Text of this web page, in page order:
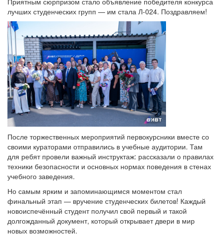
лучших студенческих групп — им стала Л-024. Поздравляем!
После торжественных мероприятий первокурсники вместе со
своими кураторами отправились в учебные аудитории. Там
для ребят провели важный инструктаж: рассказали о правилах
техники безопасности и основных нормах поведения в стенах
учебного заведения.
Но самым ярким и запоминающимся моментом стал
финальный этап — вручение студенческих билетов! Каждый
новоиспечённый студент получил свой первый и такой
долгожданный документ, который открывает двери в мир
новых возможностей.